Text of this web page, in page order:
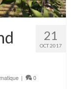
21
OCT 2017
| 0